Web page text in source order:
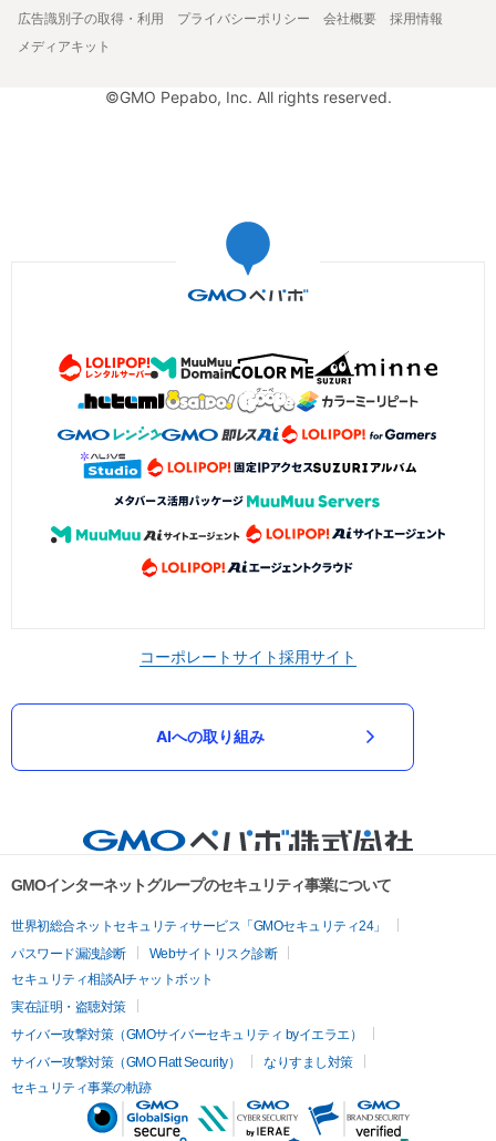
広告識別子の取得・利用
プライバシーポリシー 会社概要
採用情報
メディアキット
©GMO Pepabo, Inc. All rights reserved.
コーポレートサイト採用サイト
AIへの取り組み
GMOインターネットグループのセキュリティ事業について
世界初総合ネットセキュリティサービス「GMOセキュリティ24」
パスワード漏洩診断
Webサイトリスク診断
セキュリティ相談AIチャットボット
実在証明・盗聴対策
サイバー攻撃対策（GMOサイバーセキュリティ byイエラエ）
サイバー攻撃対策（GMO Flatt Security）
なりすまし対策
セキュリティ事業の軌跡